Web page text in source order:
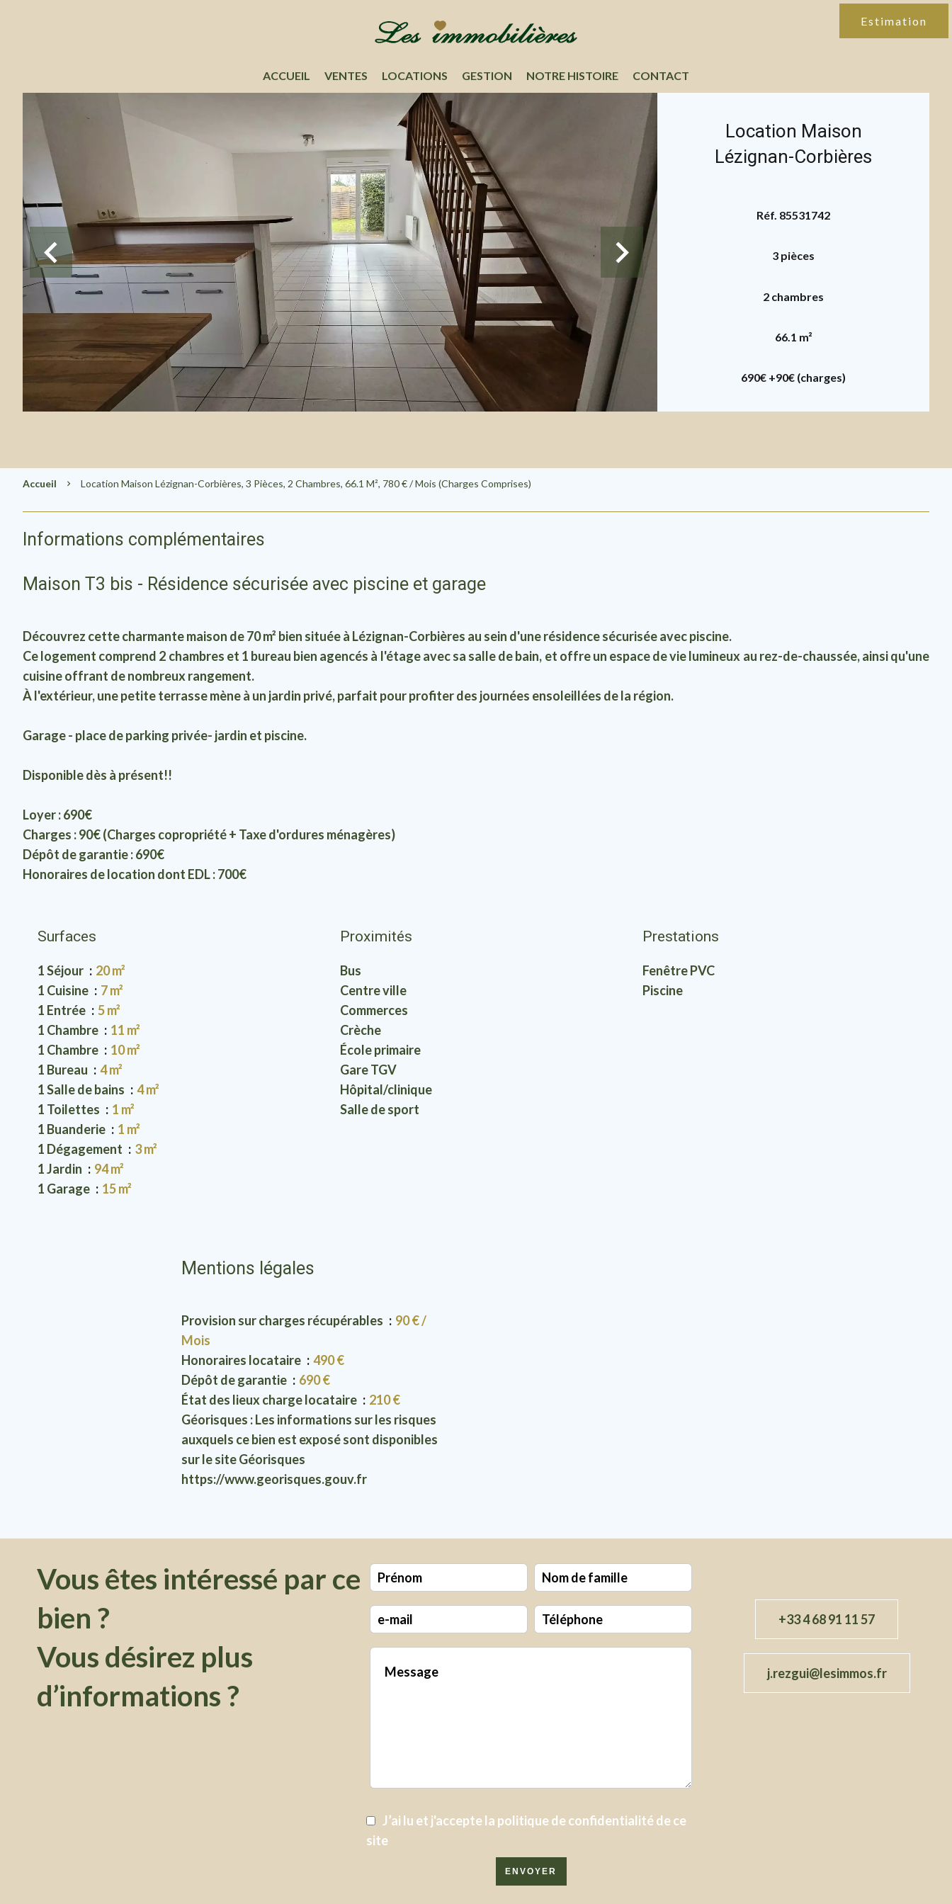
Estimation
ACCUEIL VENTES LOCATIONS GESTION NOTRE HISTOIRE CONTACT
Location Maison
Lézignan-Corbières
Réf. 85531742
3 pièces
2 chambres
66.1 m²
690€ +90€ (charges)
Accueil Location Maison Lézignan-Corbières, 3 Pièces, 2 Chambres, 66.1 M², 780 € / Mois (Charges Comprises)
Informations complémentaires
Maison T3 bis - Résidence sécurisée avec piscine et garage
Découvrez cette charmante maison de 70 m² bien située à Lézignan-Corbières au sein d'une résidence sécurisée avec piscine.
Ce logement comprend 2 chambres et 1 bureau bien agencés à l'étage avec sa salle de bain, et offre un espace de vie lumineux au rez-de-chaussée, ainsi qu'une
cuisine offrant de nombreux rangement.
À l'extérieur, une petite terrasse mène à un jardin privé, parfait pour profiter des journées ensoleillées de la région.
Garage - place de parking privée- jardin et piscine.
Disponible dès à présent!!
Loyer : 690€
Charges : 90€ (Charges copropriété + Taxe d'ordures ménagères)
Dépôt de garantie : 690€
Honoraires de location dont EDL : 700€
Surfaces
1 Séjour
20 m²
1 Cuisine
7 m²
1 Entrée
5 m²
1 Chambre
11 m²
1 Chambre
10 m²
1 Bureau
4 m²
1 Salle de bains
4 m²
1 Toilettes
1 m²
1 Buanderie
1 m²
1 Dégagement
3 m²
1 Jardin
94 m²
1 Garage
15 m²
Proximités
Bus
Centre ville
Commerces
Crèche
École primaire
Gare TGV
Hôpital/clinique
Salle de sport
Prestations
Fenêtre PVC
Piscine
Mentions légales
Provision sur charges récupérables
90 € /
Mois
Honoraires locataire
490 €
Dépôt de garantie
690 €
État des lieux charge locataire
210 €
Géorisques : Les informations sur les risques
auxquels ce bien est exposé sont disponibles
sur le site Géorisques
https://www.georisques.gouv.fr
Vous êtes intéressé par ce
bien ?
Vous désirez plus
d’informations ?
J’ai lu et j'accepte la politique de confidentialitéde ce
site
ENVOYER
+33 4 68 91 11 57
j.rezgui@lesimmos.fr